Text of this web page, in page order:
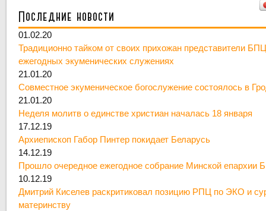
Последние новости
01.02.20
Традиционно тайком от своих прихожан представители
ежегодных экуменических служениях
21.01.20
Совместное экуменическое богослужение состоялось в
21.01.20
Неделя молитв о единстве христиан началась 18 января
17.12.19
Архиепископ Габор Пинтер покидает Беларусь
14.12.19
Прошло очередное ежегодное собрание Минской епархии
10.12.19
Дмитрий Киселев раскритиковал позицию РПЦ по ЭКО и
материнству